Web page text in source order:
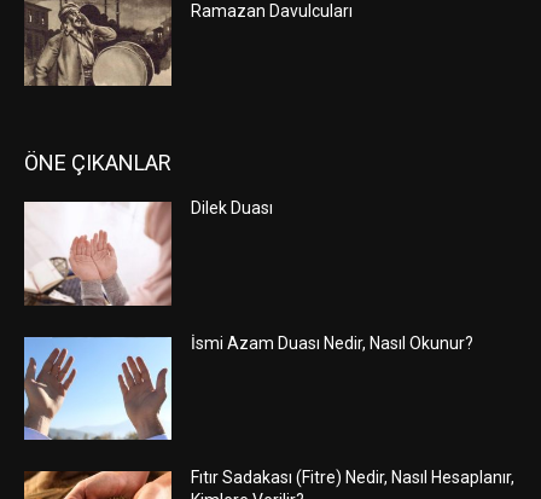
Ramazan Davulcuları
ÖNE ÇIKANLAR
Dilek Duası
İsmi Azam Duası Nedir, Nasıl Okunur?
Fıtır Sadakası (Fitre) Nedir, Nasıl Hesaplanır,